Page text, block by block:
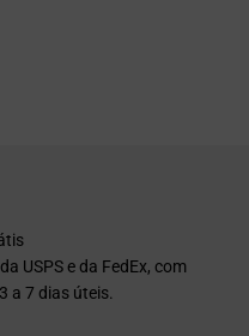
USPS e da FedEx, com
a 7 dias úteis.